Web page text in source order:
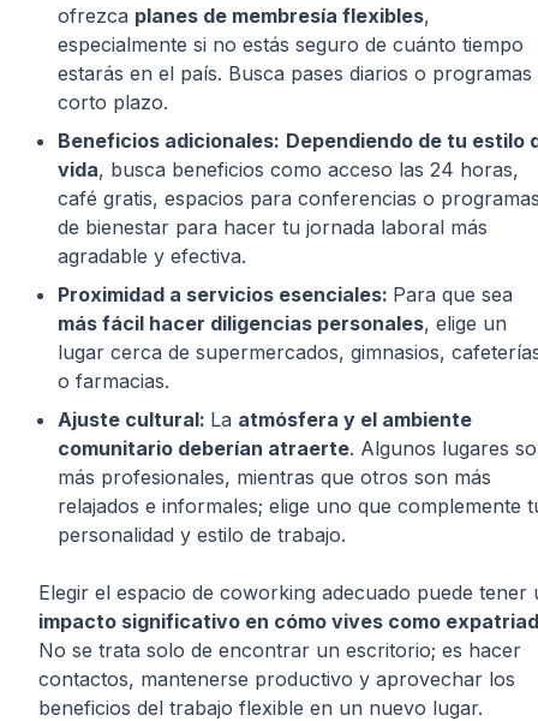
ofrezca planes de membresía flexibles,
especialmente si no estás seguro de cuánto tiempo
estarás en el país. Busca pases diarios o programas
corto plazo.
Beneficios adicionales: Dependiendo de tu estilo
vida, busca beneficios como acceso las 24 horas,
café gratis, espacios para conferencias o
de bienestar para hacer tu jornada laboral más
agradable y efectiva.
Proximidad a servicios esenciales: Para que sea
más fácil hacer diligencias personales, elige un
lugar cerca de supermercados, gimnasios,
o farmacias.
Ajuste cultural: La atmósfera y el ambiente
comunitario deberían atraerte. Algunos lugares
más profesionales, mientras que otros son más
relajados e informales; elige uno que complemente
personalidad y estilo de trabajo.
Elegir el espacio de coworking adecuado puede tener
impacto significativo en cómo vives como
No se trata solo de encontrar un escritorio; es hacer
contactos, mantenerse productivo y aprovechar los
beneficios del trabajo flexible en un nuevo lugar.